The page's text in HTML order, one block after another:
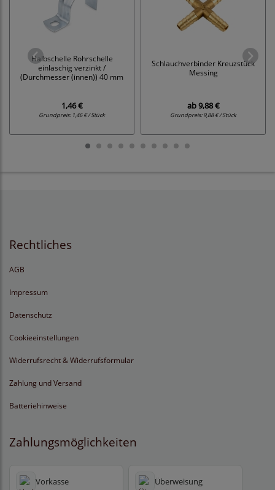
Halbschelle Rohrschelle
einlaschig verzinkt /
(Durchmesser (innen)) 40 mm
1,46 €
Grundpreis: 1,46 € / Stück
Schlauchverbinder Kreuzstück
Messing
ab9,88 €
Grundpreis:9,88 € / Stück
Rechtliches
AGB
Impressum
Datenschutz
Cookieeinstellungen
Widerrufsrecht & Widerrufsformular
Zahlung und Versand
Batteriehinweise
Zahlungsmöglichkeiten
Vorkasse Überweisung